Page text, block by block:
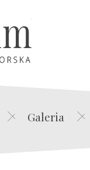
Edwin Film
Galeria